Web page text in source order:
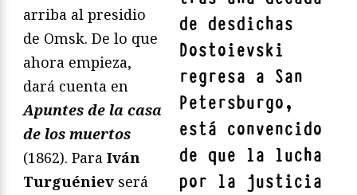
de desdichas
Dostoievski
regresa a San
Petersburgo,
está convencido
de que la lucha
por la justicia
arriba al presidio
de Omsk. De lo que
ahora empieza,
dará cuenta en
Apuntes de la casa
de los muertos
(1862). Para Iván
Turguéniev será